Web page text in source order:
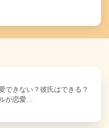
できない？彼氏はできる？
が恋愛…